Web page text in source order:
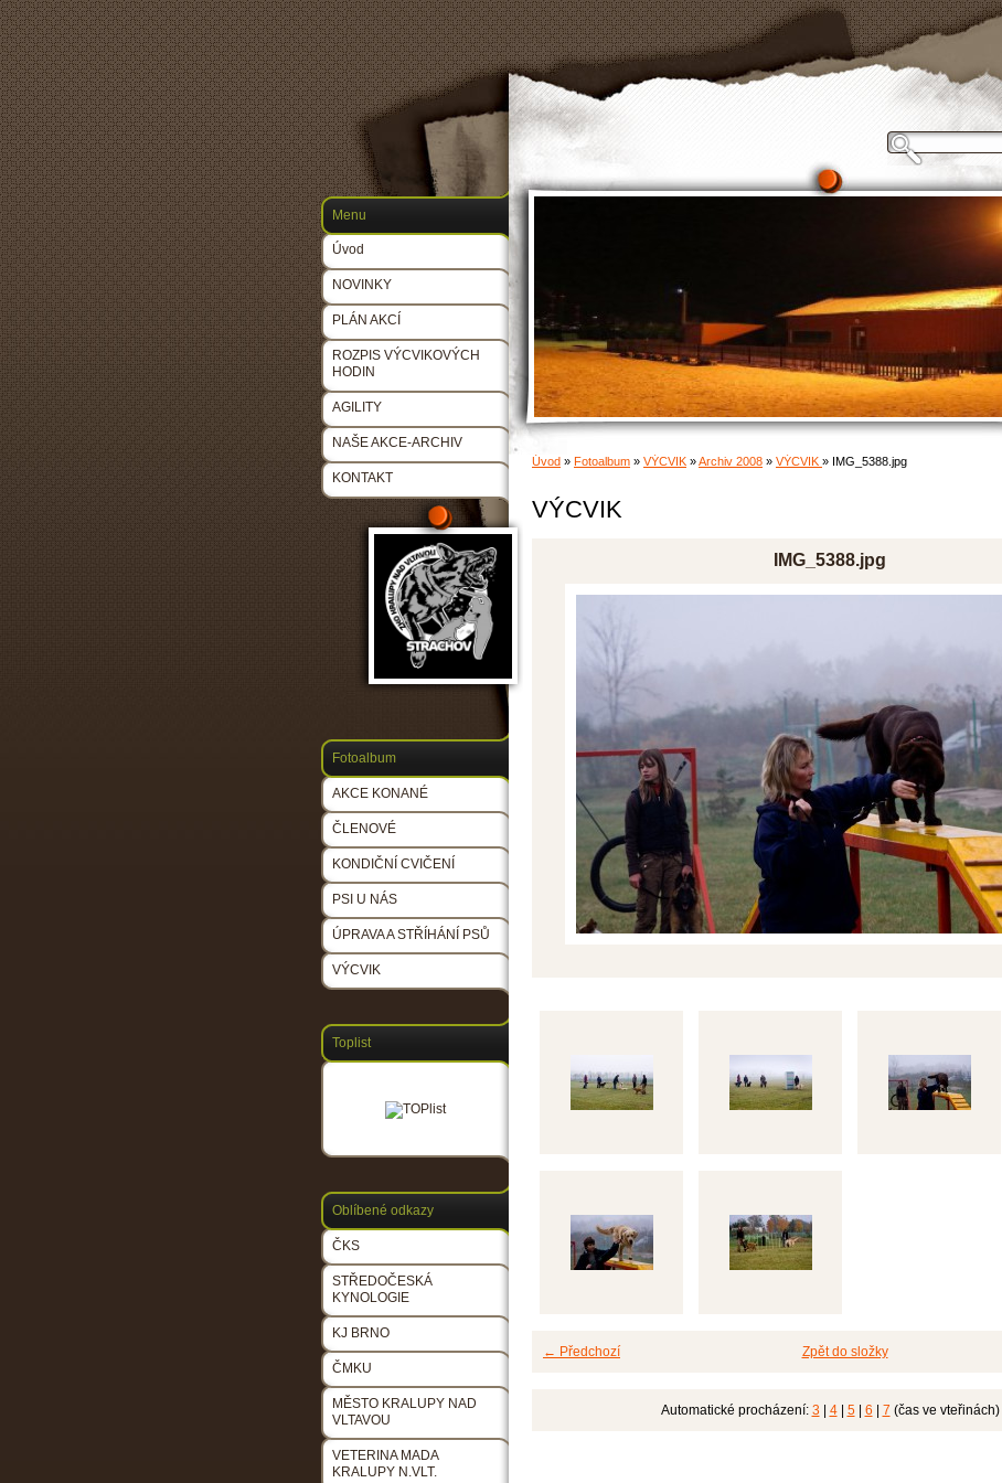
Úvod » Fotoalbum » VÝCVIK »Archiv 2008 » VÝCVIK » IMG_5388.jpg
VÝCVIK
IMG_5388.jpg
← Předchozí Zpět do složky
Automatické procházení: 3 4| 5| 6 7 (čas ve vteřinách)
Menu
Úvod
NOVINKY
PLÁN AKCÍ
ROZPIS VÝCVIKOVÝCH
HODIN
AGILITY
NAŠE AKCE-ARCHIV
KONTAKT
Fotoalbum
AKCE KONANÉ
ČLENOVÉ
KONDIČNÍ CVIČENÍ
PSI U NÁS
ÚPRAVA A STŘÍHÁNÍ PSŮ
VÝCVIK
Toplist
Oblíbené odkazy
ČKS
STŘEDOČESKÁ
KYNOLOGIE
KJ BRNO
ČMKU
MĚSTO KRALUPY NAD
VLTAVOU
VETERINA MADA
KRALUPY N.VLT.